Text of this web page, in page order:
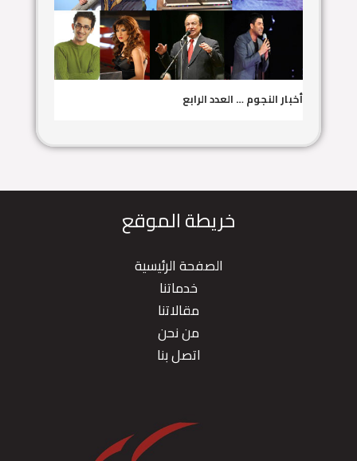
أخبار النجوم … العدد الرابع
خريطة الموقع
الصفحة الرئيسية
خدماتنا
مقالاتنا
من نحن
اتصل بنا